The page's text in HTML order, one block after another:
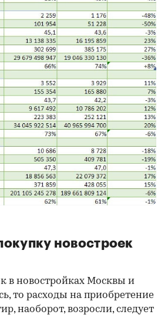
новостроек
в новостройках Москвы и
то расходы на приобретение
наоборот, возросли, следует